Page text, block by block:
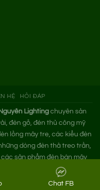
Chat FB
HỆ HỎI ĐÁP
Lightingchuyên sản
đèn gỗ, đèn thủ công mỹ
lồng mây tre, các kiểu đèn
dòng đèn thả treo trần,
sản phẩm đèn bàn mây
trang trí hoặc mua đèn tre
An Nguyên nhé!